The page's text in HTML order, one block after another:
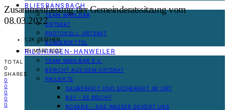
BLIESRANSBACH
TEAM WÄHLBAR
ORTSRAT
PROTOKOLL ORTSRAT
BÜRGERZETTEL
RILCHINGEN-HANWEILER
TEAM WÄHLBAR E.V.
BERICHT AUS DEM ORTSRAT
PROJEKTE
SAUBERKEIT UND SICHERHEIT IM ORT
B51 – ES REICHT
ROXANE – DAS WASSER GEHÖRT UNS
Zusammenfassung der Gemeinderatssitzung vom
08.03.2022
1,2K GESEHEN
15. MÄRZ 2022
TOTAL
0
SHARES
0
0
0
0
0